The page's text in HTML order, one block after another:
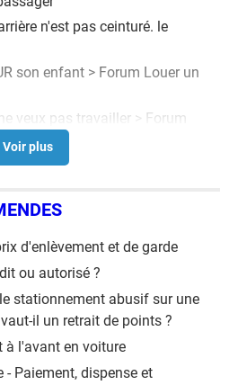
n'est pas ceinturé. le
son enfant > Forum Louer un
veux pas travailler > Forum
mon nom et y installer ma fille
durée et renouvellement
>Forum Donation-Succession
d'enlèvement et de garde
ou autorisé ?
stationnement abusif sur une
il un retrait de points ?
à l'avant en voiture
Paiement, dispense et